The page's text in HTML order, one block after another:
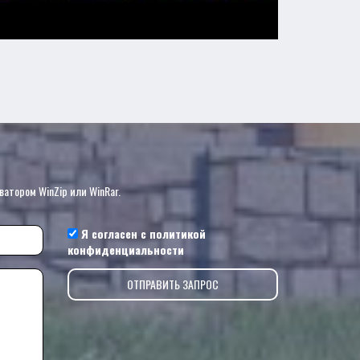
WinZip или WinRar.
Я согласен с политикой
конфиденциальности